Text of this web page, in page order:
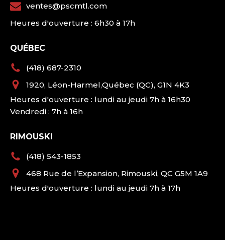
ventes@pscmtl.com
Heures d'ouverture : 6h30 à 17h
QUÉBEC
(418) 687-2310
1920, Léon-Harmel,Québec (QC), G1N 4K3
Heures d'ouverture : lundi au jeudi 7h à 16h30
Vendredi : 7h à 16h
RIMOUSKI
(418) 543-1853
468 Rue de l’Expansion, Rimouski, QC G5M 1A9
Heures d'ouverture : lundi au jeudi 7h à 17h